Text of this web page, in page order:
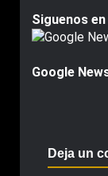
Siguenos en
Google
Deja un